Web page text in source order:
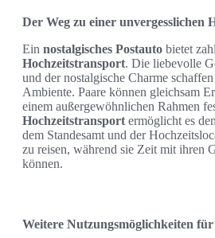
Der Weg zu einer unvergesslichen
Ein nostalgisches Postauto bietet
Hochzeitstransport. Die liebevolle
und der nostalgische Charme
Ambiente. Paare können gleichsam
einem außergewöhnlichen Rahmen
Hochzeitstransport ermöglicht es
dem Standesamt und der
zu reisen, während sie Zeit mit ihren
können.
Weitere Nutzungsmöglichkeiten